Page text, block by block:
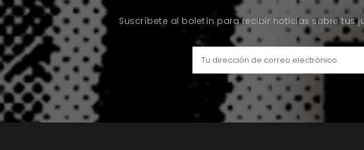
Suscríbete al boletín para recibir noticias sobre tus